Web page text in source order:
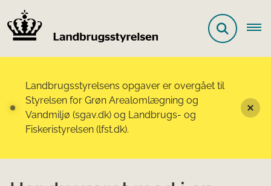
Landbrugsstyrelsens opgaver er overgået til
Styrelsen for Grøn Arealomlægning og
Vandmiljø (sgav.dk) og Landbrugs- og
Fiskeristyrelsen (lfst.dk).